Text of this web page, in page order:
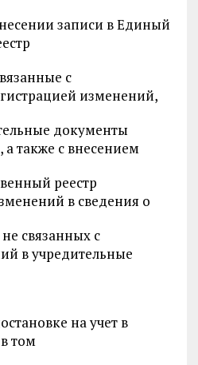
записи в Единый
с
изменений,
документы
также с внесением
реестр
в сведения о
связанных с
в учредительные
на учет в
том